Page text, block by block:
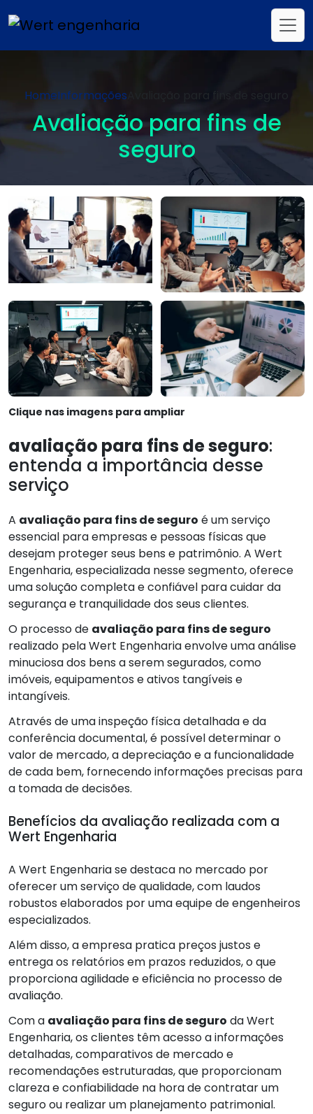
HomeInformações
Avaliação para fins de
seguro
Clique nas imagens para ampliar
avaliação para fins de seguro:
entenda a importância desse
serviço
A avaliação para fins de seguro é um serviço
essencial para empresas e pessoas físicas que
desejam proteger seus bens e patrimônio. A Wert
Engenharia, especializada nesse segmento, oferece
uma solução completa e confiável para cuidar da
segurança e tranquilidade dos seus clientes.
O processo de avaliação para fins de seguro
realizado pela Wert Engenharia envolve uma análise
minuciosa dos bens a serem segurados, como
imóveis, equipamentos e ativos tangíveis e
intangíveis.
Através de uma inspeção física detalhada e da
conferência documental, é possível determinar o
valor de mercado, a depreciação e a funcionalidade
de cada bem, fornecendo informações precisas para
a tomada de decisões.
Benefícios da avaliação realizada com a
Wert Engenharia
A Wert Engenharia se destaca no mercado por
oferecer um serviço de qualidade, com laudos
robustos elaborados por uma equipe de engenheiros
especializados.
Além disso, a empresa pratica preços justos e
entrega os relatórios em prazos reduzidos, o que
proporciona agilidade e eficiência no processo de
avaliação.
Com a avaliação para fins de seguro da Wert
Engenharia, os clientes têm acesso a informações
detalhadas, comparativos de mercado e
recomendações estruturadas, que proporcionam
clareza e confiabilidade na hora de contratar um
seguro ou realizar um planejamento patrimonial.